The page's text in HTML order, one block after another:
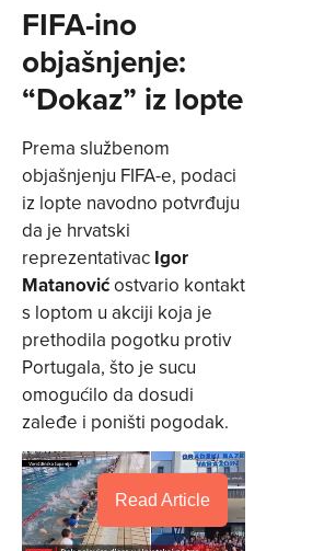
FIFA-ino
objašnjenje:
“Dokaz” iz lopte
Prema službenom
objašnjenju FIFA-e, podaci
iz lopte navodno potvrđuju
da je hrvatski
reprezentativac Igor
Matanovićostvario kontakt
s loptom u akciji koja je
prethodila pogotku protiv
Portugala, što je sucu
omogućilo da dosudi
zaleđe i poništi pogodak.
Read Article